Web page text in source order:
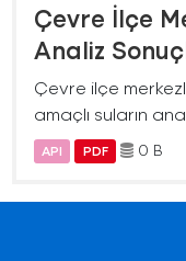
Çevre İlçe
Analiz
Çevre ilçe
amaçlı suların
API PDF 0 B